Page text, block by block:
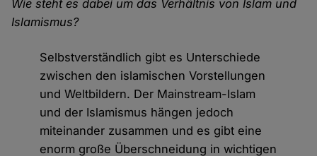
Wie steht es dabei um das Verhältnis von Islam und
Islamismus?
Selbstverständlich gibt es Unterschiede
zwischen den islamischen Vorstellungen
und Weltbildern. Der Mainstream-Islam
und der Islamismus hängen jedoch
miteinander zusammen und es gibt eine
enorm große Überschneidung in wichtigen